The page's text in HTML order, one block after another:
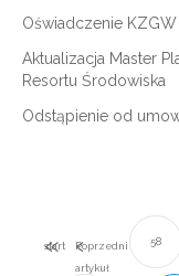
Oświadczenie
Aktualizacja Master
Resortu Środowiska
Odstąpienie od
start
Poprzedni
artykuł
58